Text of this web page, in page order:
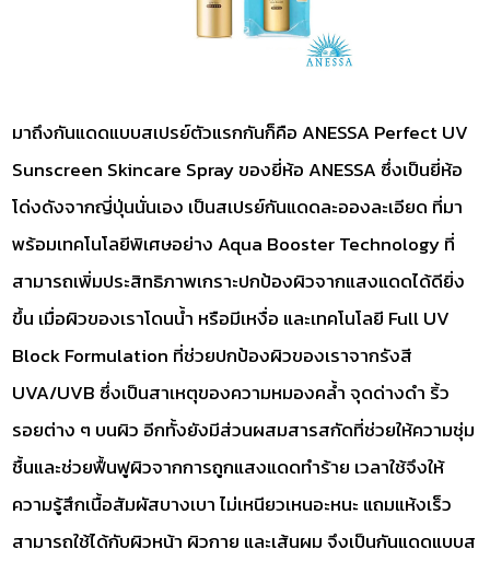
มาถึงกันแดดแบบสเปรย์ตัวแรกกันก็คือ ANESSA Perfect UV
Sunscreen Skincare Spray ของยี่ห้อ ANESSA ซึ่งเป็นยี่ห้อ
โด่งดังจากญี่ปุ่นนั่นเอง เป็นสเปรย์กันแดดละอองละเอียด ที่มา
พร้อมเทคโนโลยีพิเศษอย่าง Aqua Booster Technology ที่
สามารถเพิ่มประสิทธิภาพเกราะปกป้องผิวจากแสงแดดได้ดียิ่ง
ขึ้น เมื่อผิวของเราโดนน้ำ หรือมีเหงื่อ และเทคโนโลยี Full UV
Block Formulation ที่ช่วยปกป้องผิวของเราจากรังสี
UVA/UVB ซึ่งเป็นสาเหตุของความหมองคล้ำ จุดด่างดำ ริ้ว
รอยต่าง ๆ บนผิว อีกทั้งยังมีส่วนผสมสารสกัดที่ช่วยให้ความชุ่ม
ชื้นและช่วยฟื้นฟูผิวจากการถูกแสงแดดทำร้าย เวลาใช้จึงให้
ความรู้สึกเนื้อสัมผัสบางเบา ไม่เหนียวเหนอะหนะ แถมแห้งเร็ว
สามารถใช้ได้กับผิวหน้า ผิวกาย และเส้นผม จึงเป็นกันแดดแบบส